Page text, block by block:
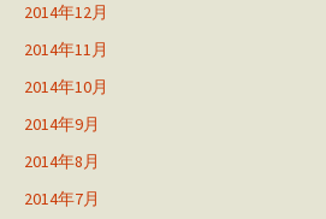
2014年12月
2014年11月
2014年10月
2014年9月
2014年8月
2014年7月